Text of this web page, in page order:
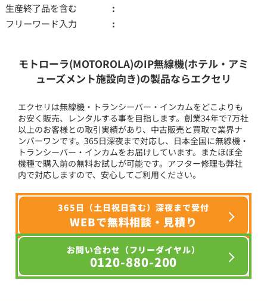
生産終了品を含む
フリーワード入力
モトローラ(MOTOROLA)のIP無線機(ホテル・アミ
ューズメント施設向き)の製品ならエクセリ
エクセリは無線機・トランシーバー・インカムをどこよりも
お安く販売、レンタルする事を目指します。創業34年で7万社
以上のお客様との取引実績があり、中古販売と買取で業界ナ
ンバーワンです。365日深夜まで対応し、日本全国に無線機・
トランシーバー・インカムをお届けしています。またほぼ全
機種で購入前の無料お試しが可能です。アフター修理も弊社
内で対応しますので、安心してご利用ください。
365日（土日祝日含む）深夜まで受付
WEBで無料相談・見積り
お問い合わせ（フリーダイヤル）
0120-880-200